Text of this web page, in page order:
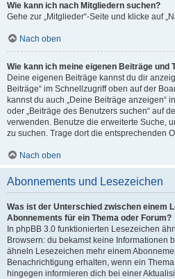
Wie kann ich nach Mitgliedern suchen?
Gehe zur „Mitglieder“-Seite und klicke auf
Nach oben
Wie kann ich meine eigenen Beiträge und
Deine eigenen Beiträge kannst du dir
Beiträge“ im Schnellzugriff oben auf der
kannst du auch „Deine Beiträge anzeigen“
oder „Beiträge des Benutzers suchen“ auf
verwenden. Benutze die erweiterte Suche,
zu suchen. Trage dort die entsprechenden
Nach oben
Abonnements und Lesezeichen
Was ist der Unterschied zwischen einem
Abonnements für ein Thema oder Forum?
In phpBB 3.0 funktionierten Lesezeichen
Browsern: du bekamst keine Informationen
ähneln Lesezeichen mehr einem
Benachrichtigung erhalten, wenn ein
hingegen informieren dich bei einer